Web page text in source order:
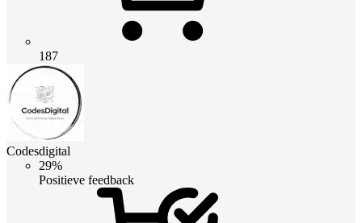
187
Codesdigital
29%
Positieve feedback